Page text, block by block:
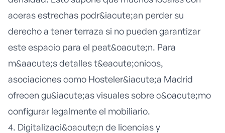
aceras estrechas podr&iacute;an perder su
derecho a tener terraza si no pueden garantizar
este espacio para el peat&oacute;n. Para
m&aacute;s detalles t&eacute;cnicos,
asociaciones como Hosteler&iacute;a Madrid
ofrecen gu&iacute;as visuales sobre c&oacute;mo
configurar legalmente el mobiliario.
4. Digitalizaci&oacute;n de licencias y